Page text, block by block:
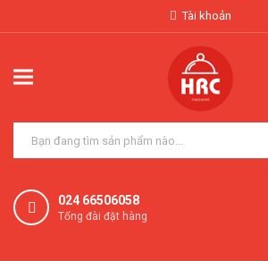
Tài khoản
024 66506058
Tổng đài đặt hàng